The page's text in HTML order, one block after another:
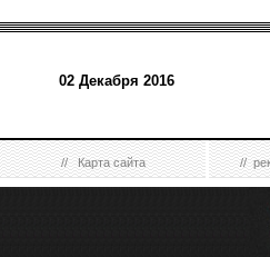
02 Декабря 2016
//Карта сайта //